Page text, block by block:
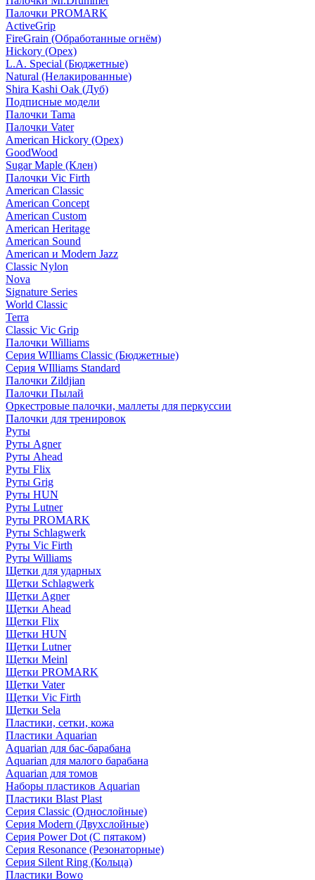
Палочки PROMARK
ActiveGrip
FireGrain (Обработанные огнём)
Hickory (Орех)
L.A. Special (Бюджетные)
Natural (Нелакированные)
Shira Kashi Oak (Дуб)
Подписные модели
Палочки Tama
Палочки Vater
American Hickory (Орех)
GoodWood
Sugar Maple (Клен)
Палочки Vic Firth
American Classic
American Concept
American Custom
American Heritage
American Sound
American и Modern Jazz
Classic Nylon
Nova
Signature Series
World Classic
Terra
Classic Vic Grip
Палочки Williams
Серия WIlliams Classic (Бюджетные)
Серия WIlliams Standard
Палочки Zildjian
Палочки Пылай
Оркестровые палочки, маллеты для перкуссии
Палочки для тренировок
Руты
Руты Agner
Руты Ahead
Руты Flix
Руты Grig
Руты HUN
Руты Lutner
Руты PROMARK
Руты Schlagwerk
Руты Vic Firth
Руты Williams
Щетки для ударных
Щетки Schlagwerk
Щетки Agner
Щетки Ahead
Щетки Flix
Щетки HUN
Щетки Lutner
Щетки Meinl
Щетки PROMARK
Щетки Vater
Щетки Vic Firth
Щетки Sela
Пластики, сетки, кожа
Пластики Aquarian
Aquarian для бас-барабана
Aquarian для малого барабана
Aquarian для томов
Наборы пластиков Aquarian
Пластики Blast Plast
Серия Classic (Однослойные)
Серия Modern (Двухслойные)
Серия Power Dot (С пятаком)
Серия Resonance (Резонаторные)
Серия Silent Ring (Кольца)
Пластики Bowo